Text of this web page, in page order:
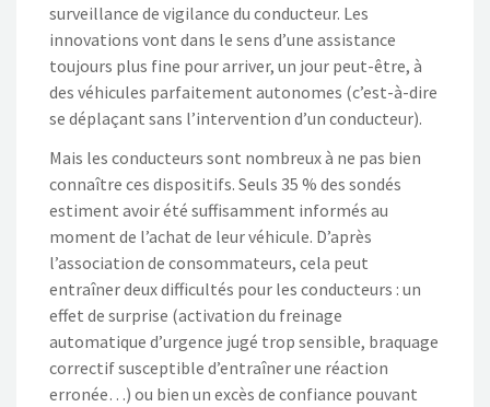
surveillance de vigilance du conducteur. Les
innovations vont dans le sens d’une assistance
toujours plus fine pour arriver, un jour peut-être, à
des véhicules parfaitement autonomes (c’est-à-dire
se déplaçant sans l’intervention d’un conducteur).
Mais les conducteurs sont nombreux à ne pas bien
connaître ces dispositifs. Seuls 35 % des sondés
estiment avoir été suffisamment informés au
moment de l’achat de leur véhicule. D’après
l’association de consommateurs, cela peut
entraîner deux difficultés pour les conducteurs : un
effet de surprise (activation du freinage
automatique d’urgence jugé trop sensible, braquage
correctif susceptible d’entraîner une réaction
erronée…) ou bien un excès de confiance pouvant